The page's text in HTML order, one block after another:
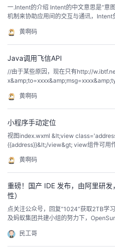
一.Intent的介绍 Intent的中文意思是“意图，意向”，在Android中提供了Intent
机制来协助应用间的交互与通讯，Intent
组件，将 Intent传递给调用的组件，并
黄啊码
Java调用飞信API
//由于某些原因，现在只有http://
为以上这种方式，当然如果有...
黄啊码
小程序手动定位
视图index.wxml &lt;view class='address' bindtap='onChangeAddress'&gt;
{{address}}&lt;/view&gt; view组件可用作父容器，也可以用来展示一段文本，t
中数据绑定...
黄啊码
重磅！国产 IDE 发布，由阿里研
性）
点关注公众号，回复“1024”获取2TB学习资源！ 经历近 3 年时间，
及蚂蚁集团共建小组的努力下，
什么？ OpenSumi 是一款面向垂直
民工哥